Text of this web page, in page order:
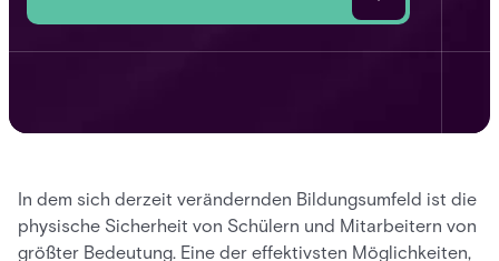
In dem sich derzeit verändernden Bildungsumfeld ist die
physische Sicherheit von Schülern und Mitarbeitern von
größter Bedeutung. Eine der effektivsten Möglichkeiten,